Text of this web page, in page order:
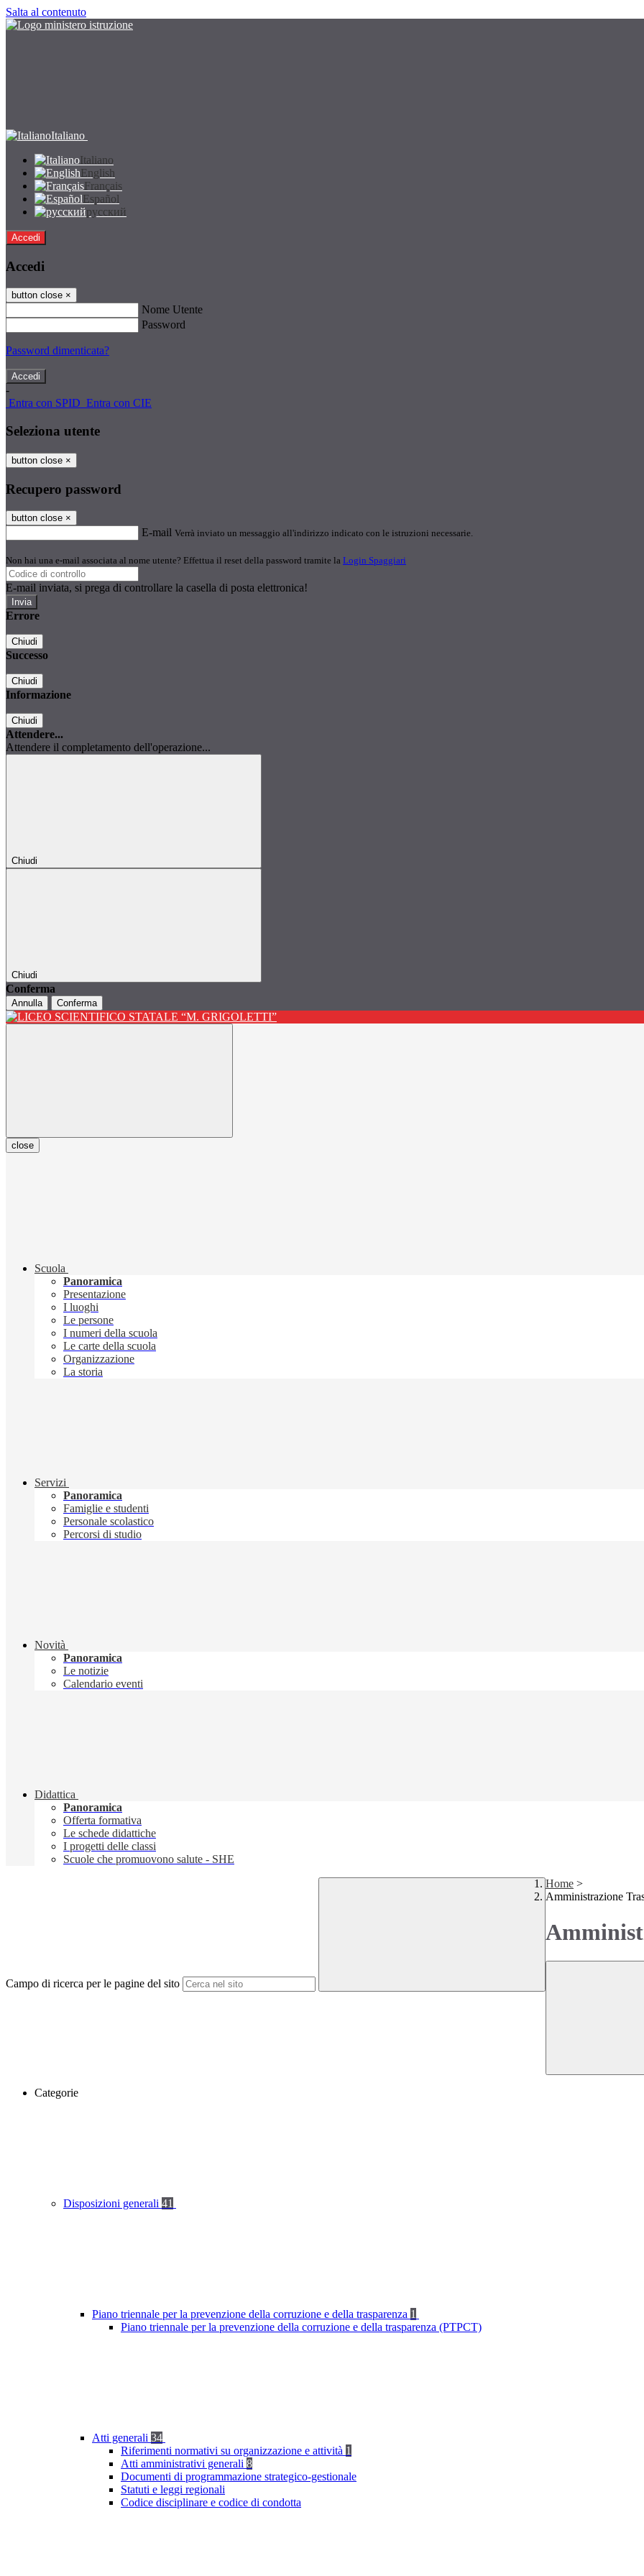
Salta al contenuto
Italiano
Italiano
English
Français
Español
русский
Accedi
Accedi
button close ×
Nome Utente
Password
Password dimenticata?
-
Entra con SPID Entra con CIE
Seleziona utente
button close ×
Recupero password
button close ×
E-mail Verrà inviato un messaggio all'indirizzo indicato con le istruzioni necessarie.
Non hai una e-mail associata al nome utente? Effettua il reset della password tramite la Login Spaggiari
E-mail inviata, si prega di controllare la casella di posta elettronica!
Errore
Chiudi
Successo
Chiudi
Informazione
Chiudi
Attendere...
Attendere il completamento dell'operazione...
Chiudi
Chiudi
Conferma
Annulla Conferma
close
Scuola
Panoramica
Presentazione
I luoghi
Le persone
I numeri della scuola
Le carte della scuola
Organizzazione
La storia
Servizi
Panoramica
Famiglie e studenti
Personale scolastico
Percorsi di studio
Novità
Panoramica
Le notizie
Calendario eventi
Didattica
Panoramica
Offerta formativa
Le schede didattiche
I progetti delle classi
Scuole che promuovono salute - SHE
Campo di ricerca per le pagine del sito
Home >
Amministrazione
Categorie
Disposizioni generali 41
Piano triennale per la prevenzione della corruzione e della trasparenza 1
Piano triennale per la prevenzione della corruzione e della trasparenza (PTPCT)
Atti generali 34
Riferimenti normativi su organizzazione e attività 1
Atti amministrativi generali 8
Documenti di programmazione strategico-gestionale
Statuti e leggi regionali
Codice disciplinare e codice di condotta